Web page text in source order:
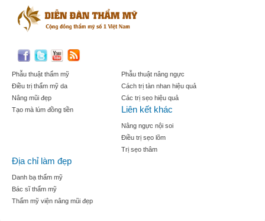
Phẫu thuật thẩm mỹ
Điều trị thẩm mỹ da
Nâng mũi đẹp
Tạo mà lúm đồng tiền
Phẫu thuật nâng ngực
Cách trị tàn nhan hiệu quả
Các trị sẹo hiệu quả
Liên kết khác
Nâng ngực nội soi
Điều trị sẹo lõm
Trị sẹo thâm
Địa chỉ làm đẹp
Danh bạ thẩm mỹ
Bác sĩ thẩm mỹ
Thẩm mỹ viện nâng mũi đẹp